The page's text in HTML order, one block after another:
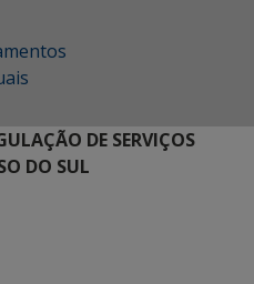
DE SERVIÇOS
DO SUL